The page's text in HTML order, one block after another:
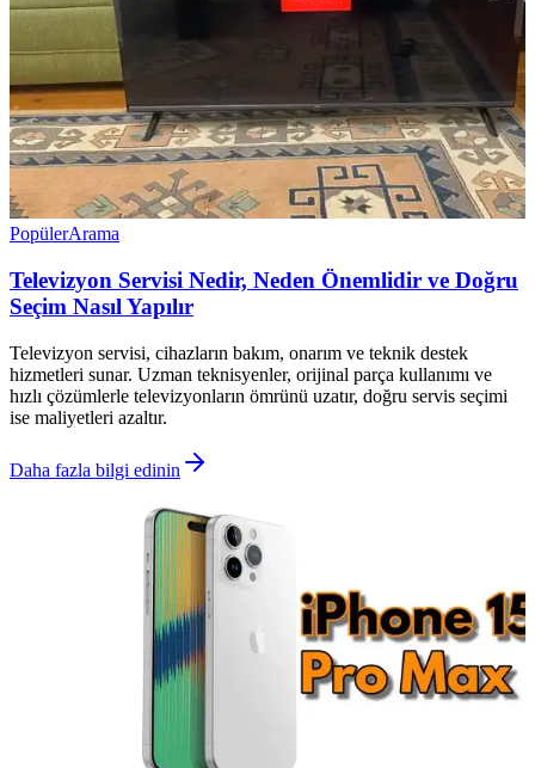
PopülerArama
Televizyon Servisi Nedir, Neden Önemlidir ve Doğru
Seçim Nasıl Yapılır
Televizyon servisi, cihazların bakım, onarım ve teknik destek
hizmetleri sunar. Uzman teknisyenler, orijinal parça kullanımı ve
hızlı çözümlerle televizyonların ömrünü uzatır, doğru servis seçimi
ise maliyetleri azaltır.
Daha fazla bilgi edinin